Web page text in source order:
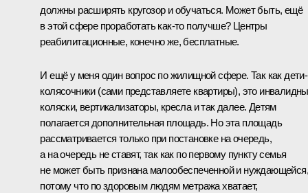
должны расширять кругозор и обучаться. Может быть, ещё
в этой сфере проработать как‑то получше? Центры
реабилитационные, конечно же, бесплатные.
И ещё у меня один вопрос по жилищной сфере. Так как дети-
колясочники (сами представляете квартиры), это
коляски, вертикализаторы, кресла и так далее. Детям
полагается дополнительная площадь. Но эта площадь
рассматривается только при постановке на очередь,
а на очередь не ставят, так как по первому пункту семья
не может быть признана малообеспеченной и нуждающейся,
потому что по здоровым людям метража хватает,